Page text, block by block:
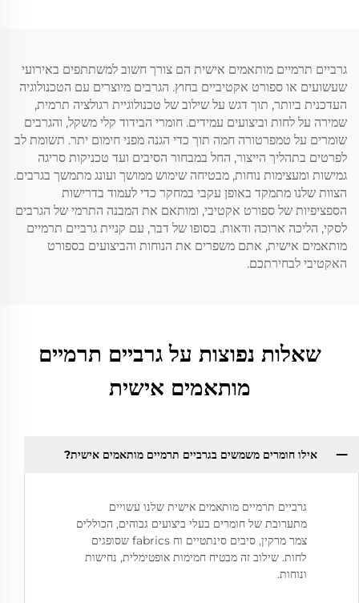
גרביים תרמיים מותאמים אישית הם צורך חשוב למשתתפים באירועי
שעשועים או ספורט אקטיביים בחוץ. הגרבים מיוצרים עם הטכנולוגיה
העדכנית ביותר, תוך דגש על שילוב של טכנולוגיית רגולציה תרמית,
שמירה על לחות וביצועים עמידים. חומרי הבידוד קלי משקל, והגרבים
שומרים על טמפרטורה חמה תוך כדי הגנה מפני חימום יתר. תשומת לב
לפרטים בתהליך הייצור, החל במבחור הסיבים ועד טכניקות סריגה
גמישות ומעצימות נוחות, מבטיחה שימוש ממושך ועונג מתמשך בגרבים.
הצוות שלנו מתמקד באופן עקבי במחקר כדי לעמוד בדרישות
הספציפיות של ספורט אקטיבי, ומותאם את המבנה התרמי של הגרבים
לסקי, הליכה ארוכה ודאות. בסופו של דבר, עם קניית גרביים תרמיים
מותאמים אישית, אתם משפרים את הנוחות והביצועים בספורט
האקטיבי לבחירתכם.
שאלות נפוצות על גרביים תרמיים
מותאמים אישית
אילו חומרים משמשים בגרביים תרמיים מותאמים אישית?
גרביים תרמיים מותאמים אישית שלנו עשויים
מתערובת של חומרים בעלי ביצועים גבוהים, הכוללים
צמר מרקין, סיבים סינתטיים וח fabrics שסופגים
לחות. שילוב זה מבטיח חמימות אופטימלית, נחישות
ונוחות.